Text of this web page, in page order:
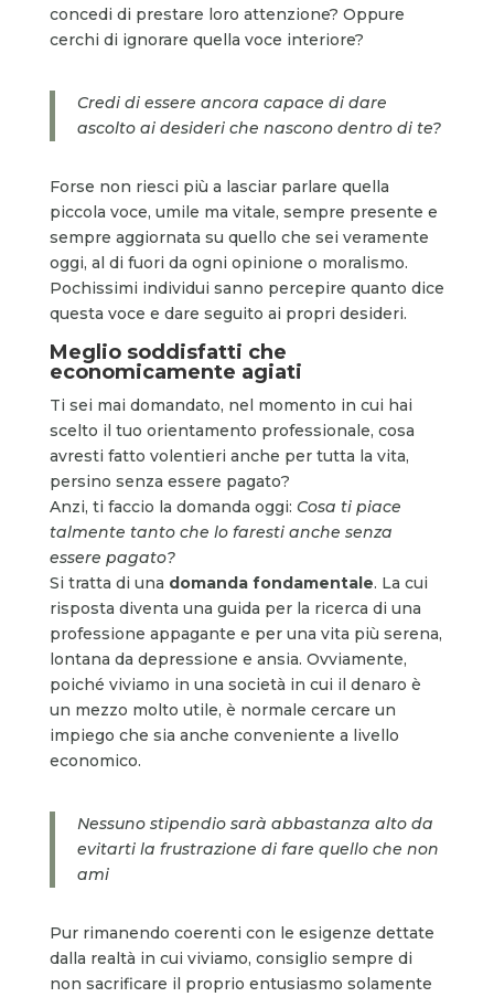
concedi di prestare loro attenzione? Oppure
cerchi di ignorare quella voce interiore?
Credi di essere ancora capace di dare
ascolto ai desideri che nascono dentro di te?
Forse non riesci più a lasciar parlare quella
piccola voce, umile ma vitale, sempre presente e
sempre aggiornata su quello che sei veramente
oggi, al di fuori da ogni opinione o moralismo.
Pochissimi individui sanno percepire quanto dice
questa voce e dare seguito ai propri desideri.
Meglio soddisfatti che
economicamente agiati
Ti sei mai domandato, nel momento in cui hai
scelto il tuo orientamento professionale, cosa
avresti fatto volentieri anche per tutta la vita,
persino senza essere pagato?
Anzi, ti faccio la domanda oggi: Cosa ti piace
talmente tanto che lo faresti anche senza
essere pagato?
Si tratta di una domanda fondamentale. La cui
risposta diventa una guida per la ricerca di una
professione appagante e per una vita più serena,
lontana da depressione e ansia. Ovviamente,
poiché viviamo in una società in cui il denaro è
un mezzo molto utile, è normale cercare un
impiego che sia anche conveniente a livello
economico.
Nessuno stipendio sarà abbastanza alto da
evitarti la frustrazione di fare quello che non
ami
Pur rimanendo coerenti con le esigenze dettate
dalla realtà in cui viviamo, consiglio sempre di
non sacrificare il proprio entusiasmo solamente